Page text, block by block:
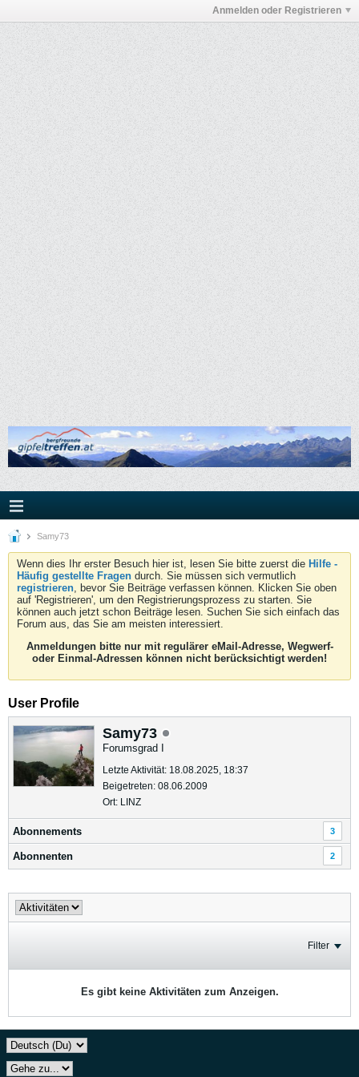
Anmelden oder Registrieren
Samy73
Wenn dies Ihr erster Besuch hier ist, lesen Sie bitte zuerst die Hilfe -
Häufig gestellte Fragen durch. Sie müssen sich vermutlich
registrieren, bevor Sie Beiträge verfassen können. Klicken Sie oben
auf 'Registrieren', um den Registrierungsprozess zu starten. Sie
können auch jetzt schon Beiträge lesen. Suchen Sie sich einfach das
Forum aus, das Sie am meisten interessiert.
Anmeldungen bitte nur mit regulärer eMail-Adresse, Wegwerf-
oder Einmal-Adressen können nicht berücksichtigt werden!
User Profile
Samy73
Forumsgrad I
Letzte Aktivität: 18.08.2025, 18:37
Beigetreten: 08.06.2009
Ort: LINZ
Abonnements 3
Abonnenten 2
Filter
Es gibt keine Aktivitäten zum Anzeigen.